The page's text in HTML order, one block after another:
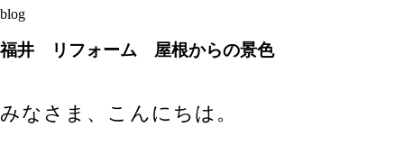
blog
福井 リフォーム 屋根からの景色
みなさま、こんにちは。